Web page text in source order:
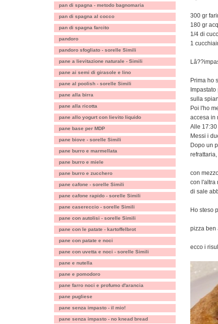
pan di spagna - metodo bagnomaria
pan di spagna al cocco
pan di spagna farcito
pandoro
pandoro sfogliato - sorelle Simili
pane a lievitazione naturale - Simili
pane ai semi di girasole e lino
pane al poolish - sorelle Simili
pane alla birra
pane alla ricotta
pane allo yogurt con lievito liquido
pane base per MDP
pane biove - sorelle Simili
pane burro e marmellata
pane burro e miele
pane burro e zucchero
pane cafone - sorelle Simili
pane cafone rapido - sorelle Simili
pane casereccio - sorelle Simili
pane con autolisi - sorelle Simili
pane con le patate - kartoffelbrot
pane con patate e noci
pane con uvetta e noci - sorelle Simili
pane e nutella
pane e pomodoro
pane farro noci e profumo d'arancia
pane pugliese
pane senza impasto - il mio!
pane senza impasto - no knead bread
300 gr
180 gr
1/4 di
1
Prima ho
sulla
Poi l'ho
accesa in
Alle
Messi i
Dopo un
con
con l'altra
di sale
Ho steso
pizza ben
ecco i